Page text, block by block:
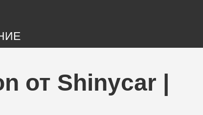
от Shinycar |